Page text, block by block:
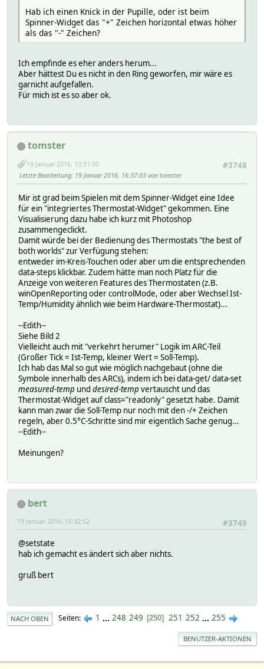
Hab ich einen Knick in der Pupille, oder ist beim
Spinner-Widget das "+" Zeichen horizontal etwas höher
als das "-" Zeichen?
Ich empfinde es eher anders herum...
Aber hättest Du es nicht in den Ring geworfen, mir wäre es
garnicht aufgefallen.
Für mich ist es so aber ok.
tomster
#3748
19 Januar 2016, 13:51:00
Letzte Bearbeitung: 19 Januar 2016, 16:37:03 von tomster
Mir ist grad beim Spielen mit dem Spinner-Widget eine Idee
für ein "integriertes Thermostat-Widget" gekommen. Eine
Visualisierung dazu habe ich kurz mit Photoshop
zusammengeclickt.
Damit würde bei der Bedienung des Thermostats "the best of
both worlds" zur Verfügung stehen:
entweder im-Kreis-Touchen oder aber um die entsprechenden
data-steps klickbar. Zudem hätte man noch Platz für die
Anzeige von weiteren Features des Thermostaten (z.B.
winOpenReporting oder controlMode, oder aber Wechsel Ist-
Temp/Humidity ähnlich wie beim Hardware-Thermostat)...
--Edith--
Siehe Bild 2
Vielleicht auch mit "verkehrt herumer" Logik im ARC-Teil
(Großer Tick = Ist-Temp, kleiner Wert = Soll-Temp).
Ich hab das Mal so gut wie möglich nachgebaut (ohne die
Symbole innerhalb des ARCs), indem ich bei data-get/ data-set
measured-temp und desired-temp vertauscht und das
Thermostat-Widget auf class="readonly" gesetzt habe. Damit
kann man zwar die Soll-Temp nur noch mit den -/+ Zeichen
regeln, aber 0.5°C-Schritte sind mir eigentlich Sache genug...
--Edith--
Meinungen?
bert
#3749
19 Januar 2016, 15:32:52
@setstate
hab ich gemacht es ändert sich aber nichts.
gruß bert
NACH OBEN Seiten 1 ... 248 249 250 251 252 ... 255
BENUTZER-AKTIONEN